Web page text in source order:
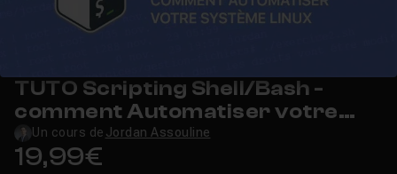
TUTO Scripting Shell/Bash -
comment Automatiser votre
système Linux ?
Un cours de Jordan Assouline
19,99€